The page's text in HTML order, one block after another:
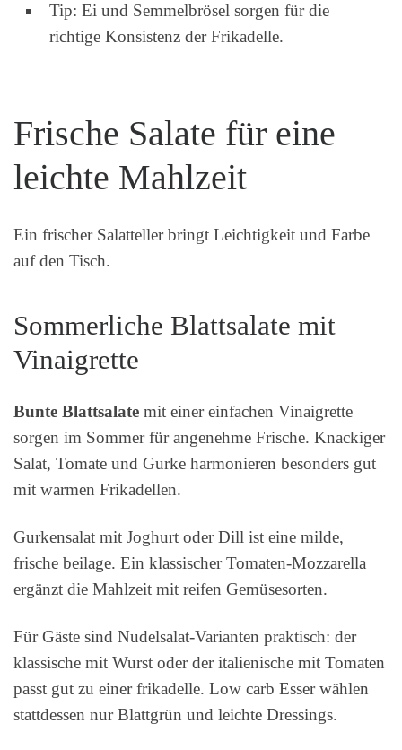
Tip: Ei und Semmelbrösel sorgen für die
richtige Konsistenz der Frikadelle.
Frische Salate für eine
leichte Mahlzeit
Ein frischer Salatteller bringt Leichtigkeit und Farbe
auf den Tisch.
Sommerliche Blattsalate mit
Vinaigrette
Bunte Blattsalate mit einer einfachen Vinaigrette
sorgen im Sommer für angenehme Frische. Knackiger
Salat, Tomate und Gurke harmonieren besonders gut
mit warmen Frikadellen.
Gurkensalat mit Joghurt oder Dill ist eine milde,
frische beilage. Ein klassischer Tomaten‑Mozzarella
ergänzt die Mahlzeit mit reifen Gemüsesorten.
Für Gäste sind Nudelsalat‑Varianten praktisch: der
klassische mit Wurst oder der italienische mit Tomaten
passt gut zu einer frikadelle. Low carb Esser wählen
stattdessen nur Blattgrün und leichte Dressings.